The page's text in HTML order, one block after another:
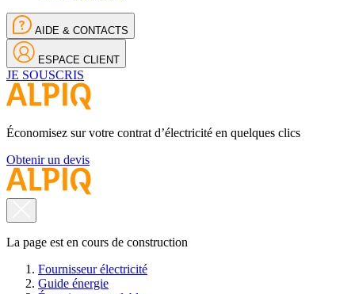
AIDE & CONTACTS
ESPACE CLIENT
JE SOUSCRIS
Économisez sur votre contrat d’électricité en quelques clics
Obtenir un devis
La page est en cours de construction
Fournisseur électricité
Guide énergie